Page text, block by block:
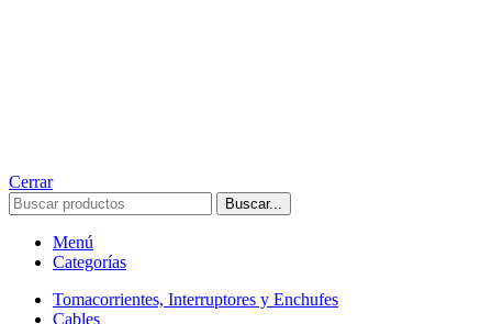
Cerrar
Buscar...
Menú
Categorías
Tomacorrientes, Interruptores y Enchufes
Cables